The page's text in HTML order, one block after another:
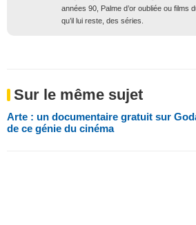
années 90, Palme d’or oubliée ou films
qu’il lui reste, des séries.
Sur le même sujet
Arte : un documentaire gratuit sur
de ce génie du cinéma